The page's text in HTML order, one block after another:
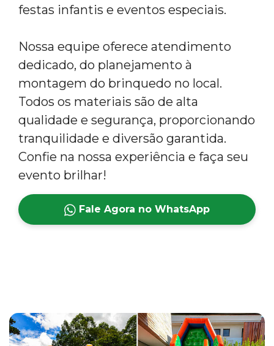
festas infantis e eventos especiais.
Nossa equipe oferece atendimento
dedicado, do planejamento à
montagem do brinquedo no local.
Todos os materiais são de alta
qualidade e segurança, proporcionando
tranquilidade e diversão garantida.
Confie na nossa experiência e faça seu
evento brilhar!
Fale Agora no WhatsApp